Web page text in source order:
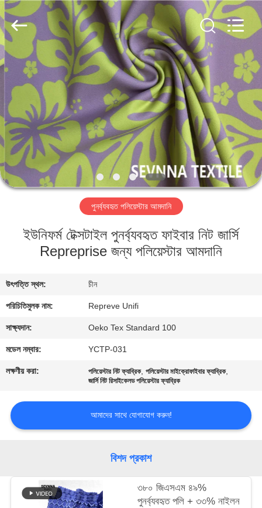
বাড়ি
পণ্য
VR
প্রদর্শন
আমাদের
কারখানা
মান
নিয়ন্ত্রণ
যোগাযোগ
খবর
সাইট
2026
SEVNNA
TEXTILE.
All
Rights
Reserved.
পুনর্ব্যবহৃত পলিয়েস্টার আমদানি
ইউনিফর্ম টেক্সটাইল পুনর্ব্যবহৃত ফাইবার নিট জার্সি
Repreprise জন্য পলিয়েস্টার আমদানি
উৎপত্তি স্থল: চীন
পরিচিতিমুলক নাম: Repreve Unifi
সাক্ষ্যদান: Oeko Tex Standard 100
মডেল নম্বার: YCTP-031
লক্ষণীয় করা: পলিয়েস্টার নিট ফ্যাব্রিক,পলিয়েস্টার মাইক্রোফাইবার ফ্যাব্রিক,
জার্সি নিট রিসাইকেলড পলিয়েস্টার ফ্যাব্রিক
আমাদের সাথে যোগাযোগ করুন!
বিশদ প্রকাশ
৩৮০ জিএসএম ৪৯%
পুনর্ব্যবহৃত পলি + ৩৩% নাইলন